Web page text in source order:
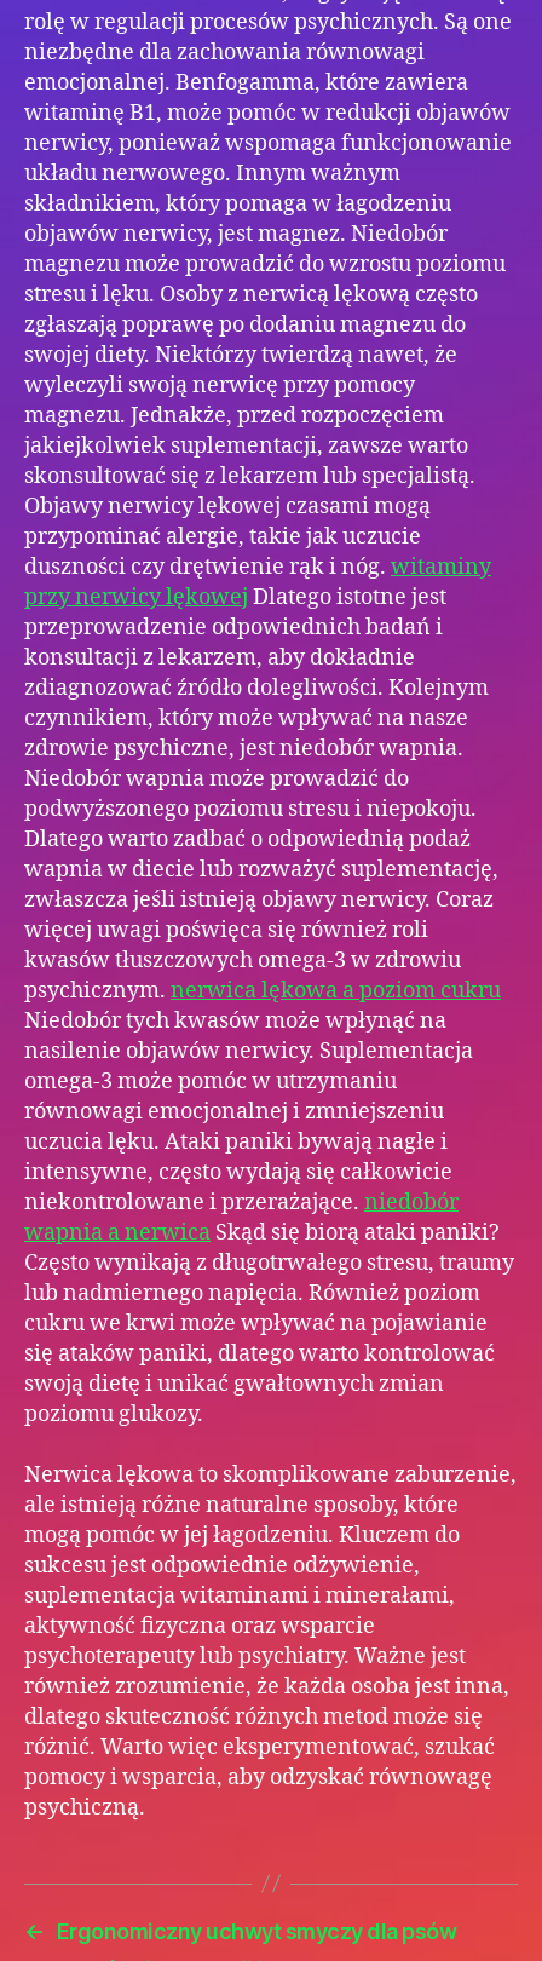
rolę w regulacji procesów psychicznych. Są one
niezbędne dla zachowania równowagi
emocjonalnej. Benfogamma, które zawiera
witaminę B1, może pomóc w redukcji objawów
nerwicy, ponieważ wspomaga funkcjonowanie
układu nerwowego. Innym ważnym
składnikiem, który pomaga w łagodzeniu
objawów nerwicy, jest magnez. Niedobór
magnezu może prowadzić do wzrostu poziomu
stresu i lęku. Osoby z nerwicą lękową często
zgłaszają poprawę po dodaniu magnezu do
swojej diety. Niektórzy twierdzą nawet, że
wyleczyli swoją nerwicę przy pomocy
magnezu. Jednakże, przed rozpoczęciem
jakiejkolwiek suplementacji, zawsze warto
skonsultować się z lekarzem lub specjalistą.
Objawy nerwicy lękowej czasami mogą
przypominać alergie, takie jak uczucie
duszności czy drętwienie rąk i nóg. witaminy
przy nerwicy lękowej Dlatego istotne jest
przeprowadzenie odpowiednich badań i
konsultacji z lekarzem, aby dokładnie
zdiagnozować źródło dolegliwości. Kolejnym
czynnikiem, który może wpływać na nasze
zdrowie psychiczne, jest niedobór wapnia.
Niedobór wapnia może prowadzić do
podwyższonego poziomu stresu i niepokoju.
Dlatego warto zadbać o odpowiednią podaż
wapnia w diecie lub rozważyć suplementację,
zwłaszcza jeśli istnieją objawy nerwicy. Coraz
więcej uwagi poświęca się również roli
kwasów tłuszczowych omega-3 w zdrowiu
psychicznym. nerwica lękowa a poziom cukru
Niedobór tych kwasów może wpłynąć na
nasilenie objawów nerwicy. Suplementacja
omega-3 może pomóc w utrzymaniu
równowagi emocjonalnej i zmniejszeniu
uczucia lęku. Ataki paniki bywają nagłe i
intensywne, często wydają się całkowicie
niekontrolowane i przerażające. niedobór
wapnia a nerwica Skąd się biorą ataki paniki?
Często wynikają z długotrwałego stresu, traumy
lub nadmiernego napięcia. Również poziom
cukru we krwi może wpływać na pojawianie
się ataków paniki, dlatego warto kontrolować
swoją dietę i unikać gwałtownych zmian
poziomu glukozy.
Nerwica lękowa to skomplikowane zaburzenie,
ale istnieją różne naturalne sposoby, które
mogą pomóc w jej łagodzeniu. Kluczem do
sukcesu jest odpowiednie odżywienie,
suplementacja witaminami i minerałami,
aktywność fizyczna oraz wsparcie
psychoterapeuty lub psychiatry. Ważne jest
również zrozumienie, że każda osoba jest inna,
dlatego skuteczność różnych metod może się
różnić. Warto więc eksperymentować, szukać
pomocy i wsparcia, aby odzyskać równowagę
psychiczną.
←
Ergonomiczny uchwyt smyczy dla psów